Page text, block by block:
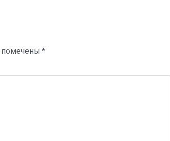
помечены *